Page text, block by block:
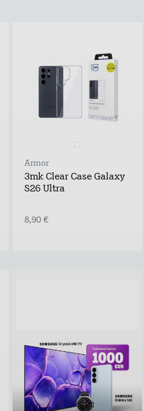
Armor
3mk Clear Case Galaxy
S26 Ultra
8,90 €
uzzini labākos tarifu
plānu un mājas
interneta
piedāvājumus pie
Tele2 un piedalies
vērtīgu baltvu
izlozē!